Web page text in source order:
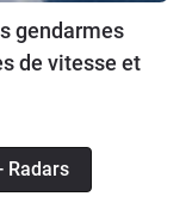
gendarmes
de vitesse et
Radars